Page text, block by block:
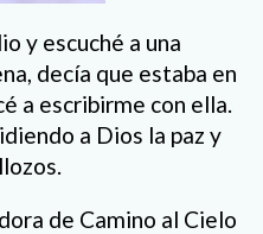
y escuché a una
decía que estaba en
a escribirme con ella.
a Dios la paz y
de Camino al Cielo